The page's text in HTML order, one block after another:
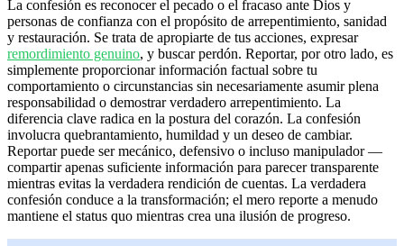
La confesión es reconocer el pecado o el fracaso ante Dios y
personas de confianza con el propósito de arrepentimiento, sanidad
y restauración. Se trata de apropiarte de tus acciones, expresar
remordimiento genuino, y buscar perdón. Reportar, por otro lado, es
simplemente proporcionar información factual sobre tu
comportamiento o circunstancias sin necesariamente asumir plena
responsabilidad o demostrar verdadero arrepentimiento. La
diferencia clave radica en la postura del corazón. La confesión
involucra quebrantamiento, humildad y un deseo de cambiar.
Reportar puede ser mecánico, defensivo o incluso manipulador —
compartir apenas suficiente información para parecer transparente
mientras evitas la verdadera rendición de cuentas. La verdadera
confesión conduce a la transformación; el mero reporte a menudo
mantiene el status quo mientras crea una ilusión de progreso.